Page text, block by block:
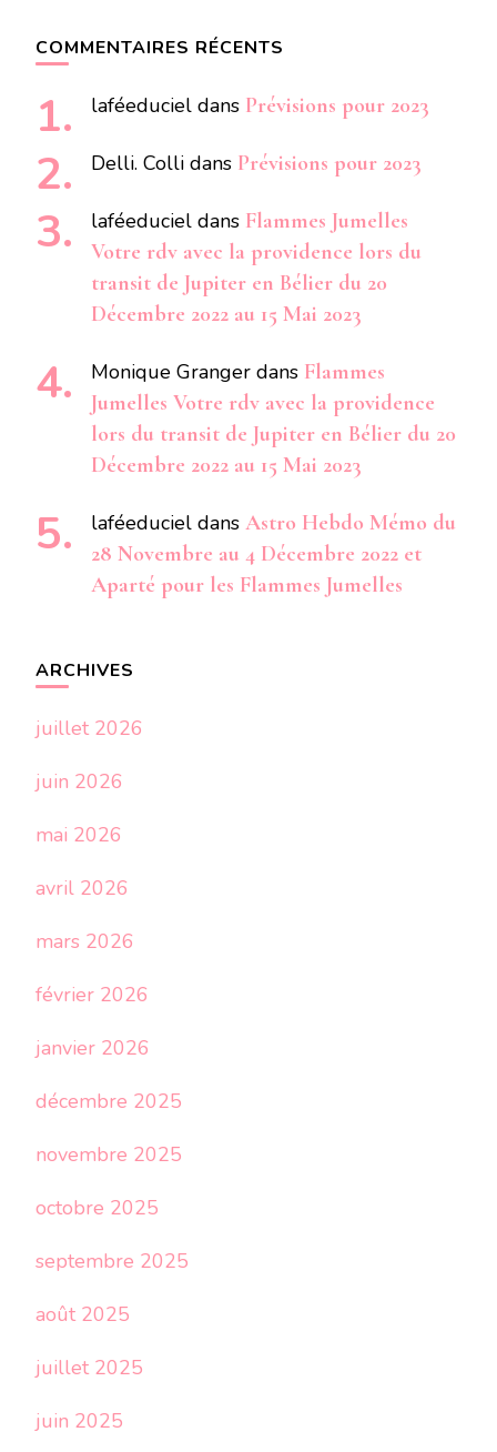
COMMENTAIRES RÉCENTS
laféeduciel dans Prévisions pour 2023
Delli. Colli dans Prévisions pour 2023
laféeduciel dans Flammes Jumelles
Votre rdv avec la providence lors du
transit de Jupiter en Bélier du 20
Décembre 2022 au 15 Mai 2023
Monique Granger dans Flammes
Jumelles Votre rdv avec la providence
lors du transit de Jupiter en Bélier du 20
Décembre 2022 au 15 Mai 2023
laféeduciel dans Astro Hebdo Mémo du
28 Novembre au 4 Décembre 2022 et
Aparté pour les Flammes Jumelles
ARCHIVES
juillet 2026
juin 2026
mai 2026
avril 2026
mars 2026
février 2026
janvier 2026
décembre 2025
novembre 2025
octobre 2025
septembre 2025
août 2025
juillet 2025
juin 2025